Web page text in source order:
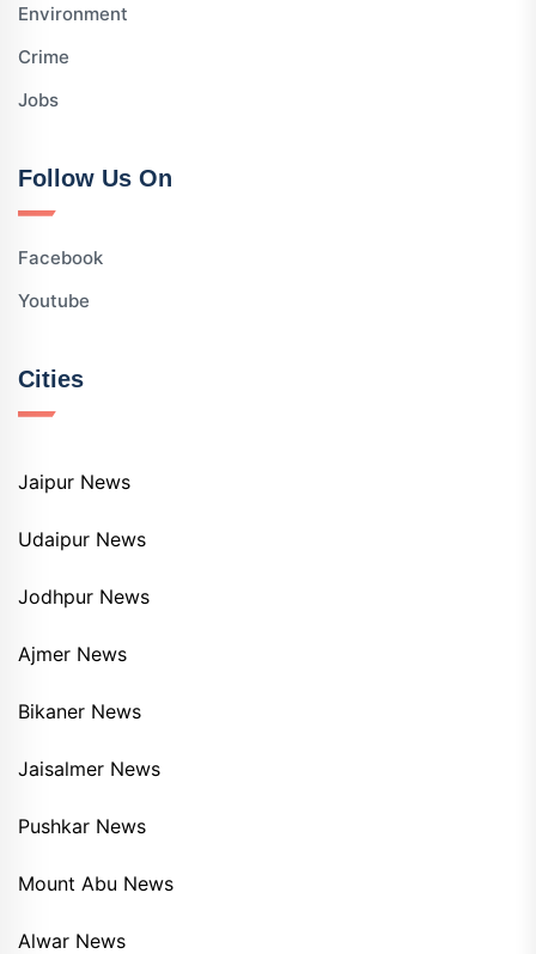
Environment
Crime
Jobs
Follow Us On
Facebook
Youtube
Cities
Jaipur News
Udaipur News
Jodhpur News
Ajmer News
Bikaner News
Jaisalmer News
Pushkar News
Mount Abu News
Alwar News